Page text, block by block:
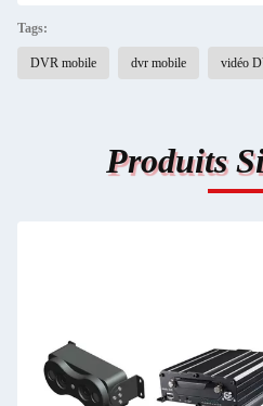
Tags:
DVR mobile dvr mobile vidéo
Produits